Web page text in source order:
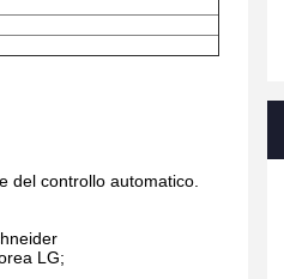
del controllo automatico.
LG;